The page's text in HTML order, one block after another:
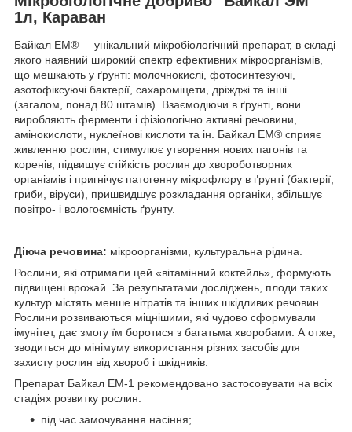
1л, Караван
Байкал ЕМ® – унікальний мікробіологічний препарат, в складі
якого наявний широкий спектр ефективних мікроорганізмів,
що мешкають у ґрунті: молочнокислі, фотосинтезуючі,
азотофіксуючі бактерії, сахароміцети, дріжджі та інші
(загалом, понад 80 штамів). Взаємодіючи в ґрунті, вони
виробляють ферменти і фізіологічно активні речовини,
амінокислоти, нуклеїнові кислоти та ін. Байкал ЕМ® сприяє
живленню рослин, стимулює утворення нових пагонів та
коренів, підвищує стійкість рослин до хвороботворних
організмів і пригнічує патогенну мікрофлору в ґрунті (бактерії,
гриби, віруси), пришвидшує розкладання органіки, збільшує
повітро- і вологоємність ґрунту.
Діюча речовина: мікроорганізми, культуральна рідина.
Рослини, які отримали цей «вітамінний коктейль», формують
підвищені врожай. За результатами досліджень, плоди таких
культур містять менше нітратів та інших шкідливих речовин.
Рослини розвиваються міцнішими, які чудово сформували
імунітет, дає змогу їм боротися з багатьма хворобами. А отже,
зводиться до мінімуму використання різних засобів для
захисту рослин від хвороб і шкідників.
Препарат Байкал ЕМ-1 рекомендовано застосовувати на всіх
стадіях розвитку рослин:
під час замочування насіння;